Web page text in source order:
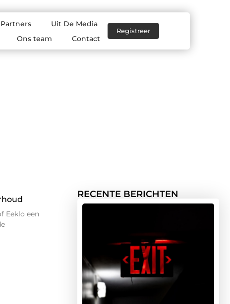
Partners
Uit De Media
Ons team Contact
Registreer
Eeklo een
RECENTE BERICHTEN